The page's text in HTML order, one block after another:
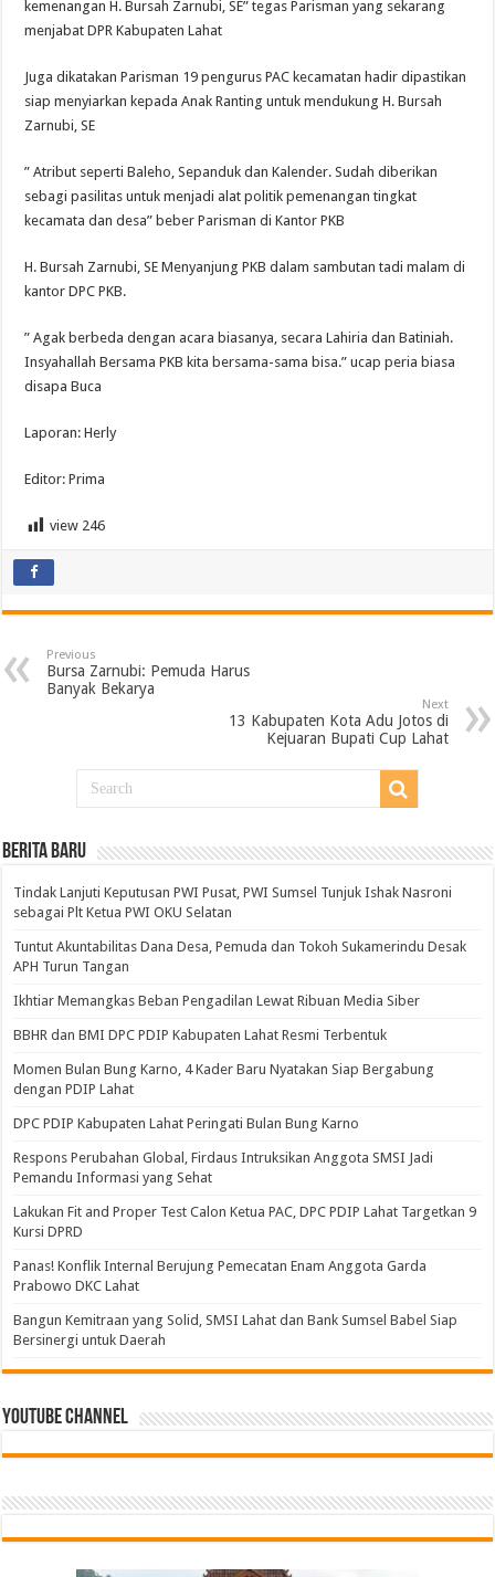
kemenangan H. Bursah Zarnubi, SE” tegas Parisman yang sekarang
menjabat DPR Kabupaten Lahat
Juga dikatakan Parisman 19 pengurus PAC kecamatan hadir dipastikan
siap menyiarkan kepada Anak Ranting untuk mendukung H. Bursah
Zarnubi, SE
” Atribut seperti Baleho, Sepanduk dan Kalender. Sudah diberikan
sebagi pasilitas untuk menjadi alat politik pemenangan tingkat
kecamata dan desa” beber Parisman di Kantor PKB
H. Bursah Zarnubi, SE Menyanjung PKB dalam sambutan tadi malam di
kantor DPC PKB.
” Agak berbeda dengan acara biasanya, secara Lahiria dan Batiniah.
Insyahallah Bersama PKB kita bersama-sama bisa.” ucap peria biasa
disapa Buca
Laporan: Herly
Editor: Prima
view 246
Previous
Bursa Zarnubi: Pemuda Harus
Banyak Bekarya
Next
13 Kabupaten Kota Adu Jotos di
Kejuaran Bupati Cup Lahat
BERITA BARU
Tindak Lanjuti Keputusan PWI Pusat, PWI Sumsel Tunjuk Ishak Nasroni
sebagai Plt Ketua PWI OKU Selatan
Tuntut Akuntabilitas Dana Desa, Pemuda dan Tokoh Sukamerindu Desak
APH Turun Tangan
Ikhtiar Memangkas Beban Pengadilan Lewat Ribuan Media Siber
BBHR dan BMI DPC PDIP Kabupaten Lahat Resmi Terbentuk
Momen Bulan Bung Karno, 4 Kader Baru Nyatakan Siap Bergabung
dengan PDIP Lahat
DPC PDIP Kabupaten Lahat Peringati Bulan Bung Karno
Respons Perubahan Global, Firdaus Intruksikan Anggota SMSI Jadi
Pemandu Informasi yang Sehat
Lakukan Fit and Proper Test Calon Ketua PAC, DPC PDIP Lahat Targetkan 9
Kursi DPRD
Panas! Konflik Internal Berujung Pemecatan Enam Anggota Garda
Prabowo DKC Lahat
Bangun Kemitraan yang Solid, SMSI Lahat dan Bank Sumsel Babel Siap
Bersinergi untuk Daerah
Youtube Channel